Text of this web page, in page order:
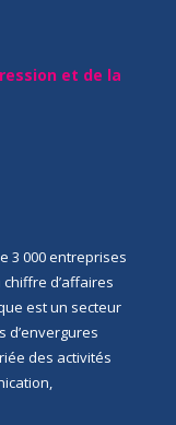
et de la
3 000 entreprises
d’affaires
est un secteur
d’envergures
des activités